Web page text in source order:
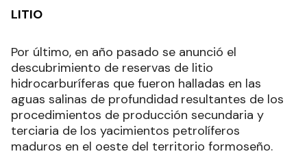
LITIO
Por último, en año pasado se anunció el
descubrimiento de reservas de litio
hidrocarburíferas que fueron halladas en las
aguas salinas de profundidad resultantes de los
procedimientos de producción secundaria y
terciaria de los yacimientos petrolíferos
maduros en el oeste del territorio formoseño.